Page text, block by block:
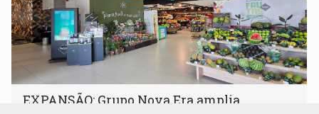
EXPANSÃO: Grupo Nova Era amplia